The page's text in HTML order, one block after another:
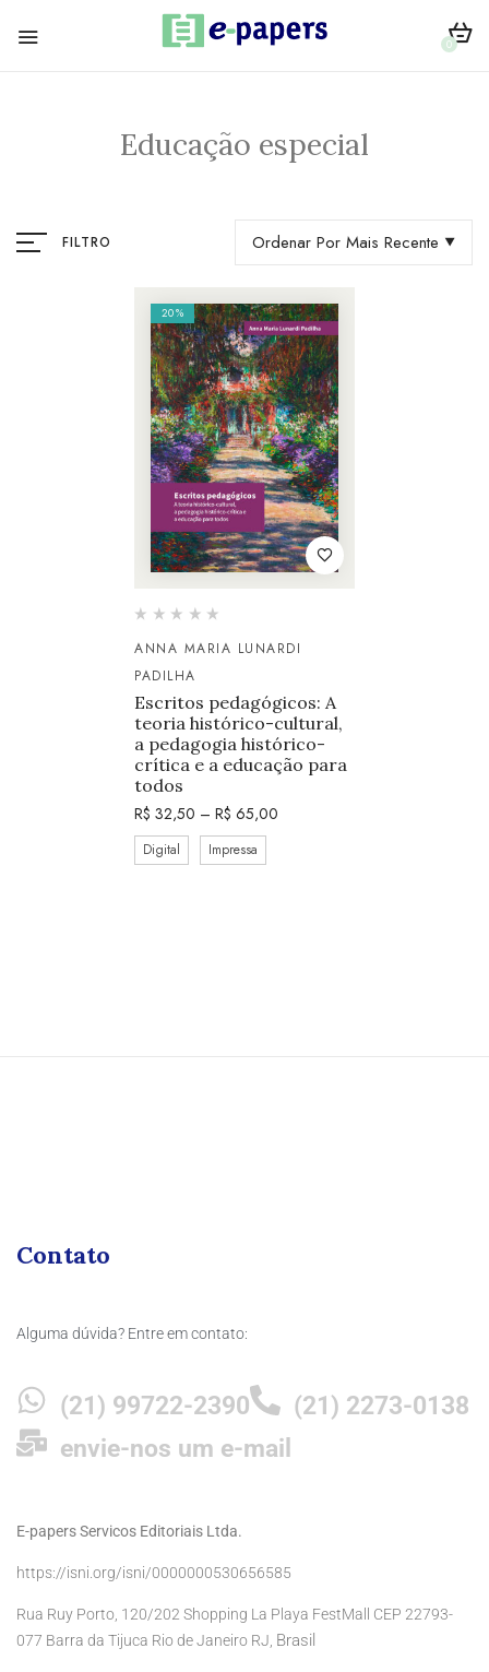
0
Educação especial
FILTRO Ordenar Por Mais Recente
20%
ANNA MARIA LUNARDI
PADILHA
Escritos pedagógicos: A
teoria histórico-cultural,
a pedagogia histórico-
crítica e a educação para
todos
R$ 32,50 – R$ 65,00
Digital Impressa
Contato
Alguma dúvida? Entre em contato:
(21) 99722-2390
(21) 2273-0138
envie-nos um e-mail
E-papers Servicos Editoriais Ltda.
https://isni.org/isni/0000000530656585
Rua Ruy Porto, 120/202 Shopping La Playa FestMall CEP 22793-
077 Barra da Tijuca Rio de Janeiro RJ, Brasil